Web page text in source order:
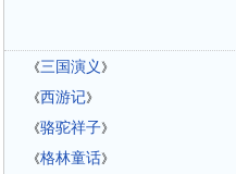
《三国演义 》
《西游记》
《骆驼祥子》
《格林童话》